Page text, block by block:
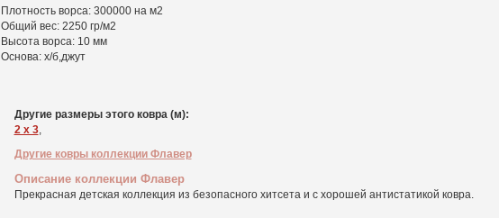
Плотность ворса: 300000 на м2
Общий вес: 2250 гр/м2
Высота ворса: 10 мм
Основа: х/б,джут
Другие размеры этого ковра (м):
2 x 3,
Другие ковры коллекции Флавер
Описание коллекции Флавер
Прекрасная детская коллекция из безопасного хитсета и с хорошей антистатикой ковра.